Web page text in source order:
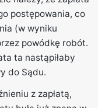
postępowania, co
(w wyniku
powódkę robót.
ta nastąpiłaby
do Sądu.
z zapłatą,